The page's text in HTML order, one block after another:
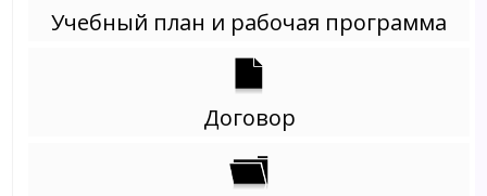
Учебный план и рабочая программа
Договор